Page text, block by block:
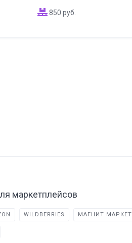
850 руб.
маркетплейсов
WILDBERRIES МАГНИТ МАРКЕТ